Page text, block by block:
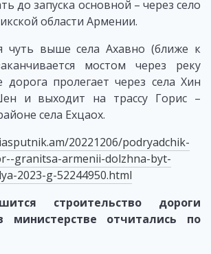
до запуска основной – через село
области Армении.
чуть выше села Ахавно (ближе к
мостом через реку
пролегает через села Хин
и выходит на трассу Горис –
села Ехцаох.
20221206/podryadchik-
granitsa-armenii-dolzhna-byt-
2023-g-52244950.html
строительство дороги
министерстве отчитались по